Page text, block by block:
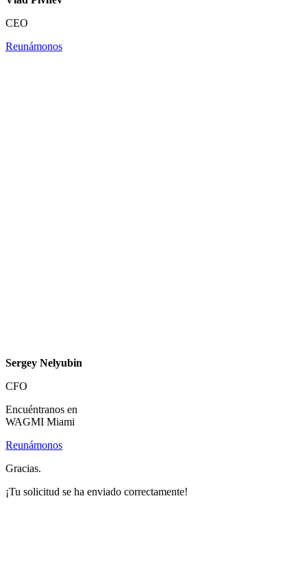
CEO
Reunámonos
Sergey Nelyubin
CFO
Encuéntranos en
WAGMI Miami
Reunámonos
Gracias.
¡Tu solicitud se ha enviado correctamente!